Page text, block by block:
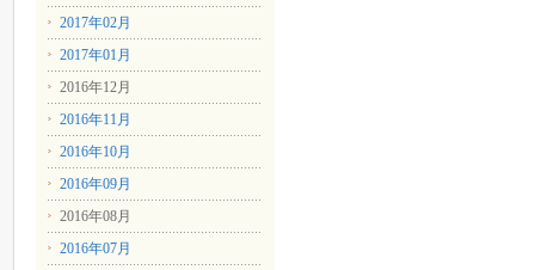
2017年02月
2017年01月
2016年12月
2016年11月
2016年10月
2016年09月
2016年08月
2016年07月